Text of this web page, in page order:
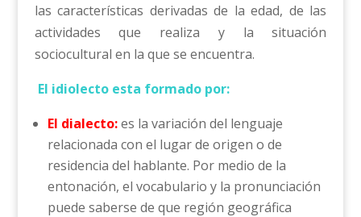
las características derivadas de la edad, de las
actividades que realiza y la situación
sociocultural en la que se encuentra.
El idiolecto esta formado por:
El dialecto:es la variación del lenguaje
relacionada con el lugar de origen o de
residencia del hablante. Por medio de la
entonación, el vocabulario y la pronunciación
puede saberse de que región geográfica